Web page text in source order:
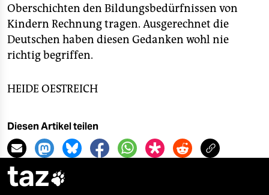
Oberschichten den Bildungsbedürfnissen von
Kindern Rechnung tragen. Ausgerechnet die
Deutschen haben diesen Gedanken wohl nie
richtig begriffen.
HEIDE OESTREICH
Diesen Artikel teilen
taz